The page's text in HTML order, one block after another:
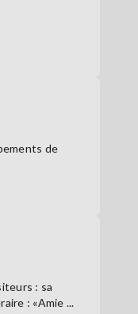
de
: sa
: «Amie ...